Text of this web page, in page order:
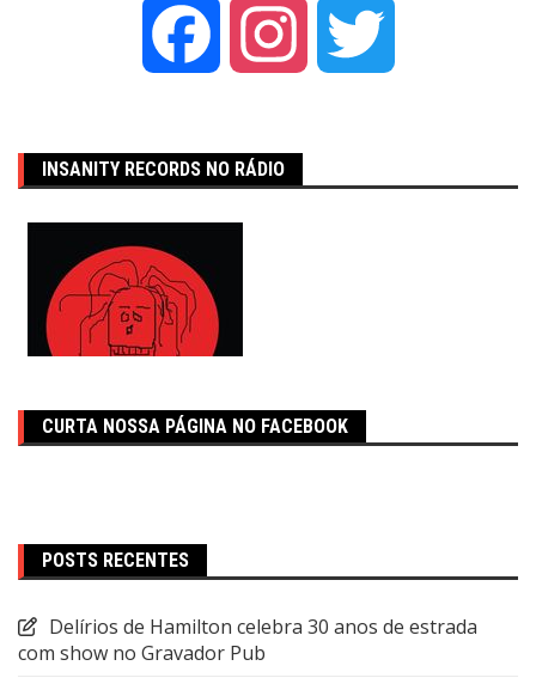
Facebook Instagram
INSANITY RECORDS NO RÁDIO
CURTA NOSSA PÁGINA NO FACEBOOK
POSTS RECENTES
Delírios de Hamilton celebra 30 anos de estrada
com show no Gravador Pub